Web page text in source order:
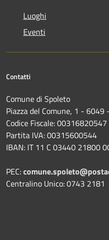
Luoghi
Eventi
Contatti
Comune di Spoleto
Piazza del Comune, 1 - 6049
Codice Fiscale: 00316820547
Partita IVA: 00315600544
IBAN: IT 11 C 03440 21800
PEC:
Centralino Unico: 0743 2181